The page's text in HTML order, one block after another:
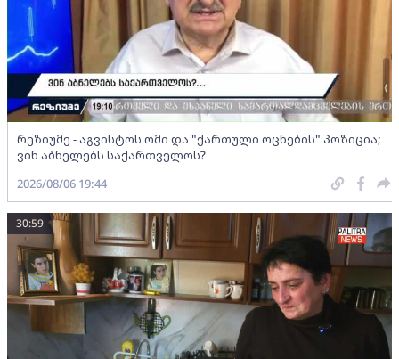
რეზიუმე - აგვისტოს ომი და "ქართული ოცნების" პოზიცია;
ვინ აბნელებს საქართველოს?
2026/08/06 19:44
30:59